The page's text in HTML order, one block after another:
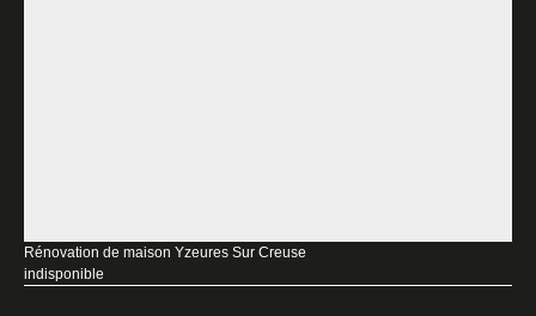
Rénovation de maison Yzeures Sur Creuse
indisponible